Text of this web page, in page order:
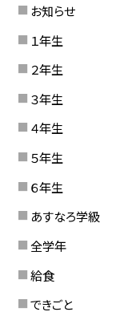
お知らせ
１年生
２年生
３年生
４年生
５年生
６年生
あすなろ学級
全学年
給食
できごと